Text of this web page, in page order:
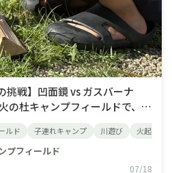
の杜キャンプフィールドで、川
子が凹面鏡を手に、真剣な眼差
新聞紙を駆使して、火種ができ
が、そこから大きく燃え上
ルド 子連れキャンプ 川遊び 火起こし
プフィールド
07/18